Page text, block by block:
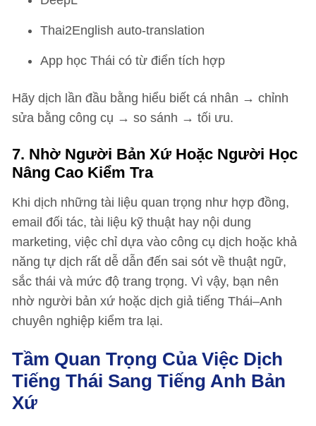
Thai2English auto-translation
App học Thái có từ điển tích hợp
Hãy dịch lần đầu bằng hiểu biết cá nhân → chỉnh
sửa bằng công cụ → so sánh → tối ưu.
7. Nhờ Người Bản Xứ Hoặc Người Học
Nâng Cao Kiểm Tra
Khi dịch những tài liệu quan trọng như hợp đồng,
email đối tác, tài liệu kỹ thuật hay nội dung
marketing, việc chỉ dựa vào công cụ dịch hoặc khả
năng tự dịch rất dễ dẫn đến sai sót về thuật ngữ,
sắc thái và mức độ trang trọng. Vì vậy, bạn nên
nhờ người bản xứ hoặc dịch giả tiếng Thái–Anh
chuyên nghiệp kiểm tra lại.
Tầm Quan Trọng Của Việc Dịch
Tiếng Thái Sang Tiếng Anh Bản
Xứ